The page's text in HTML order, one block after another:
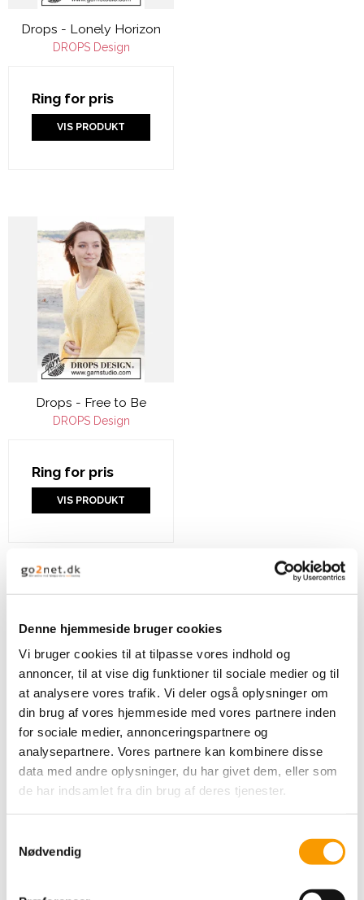
Denne hjemmeside bruger cookies
Vi bruger cookies til at tilpasse vores indhold og
annoncer, til at vise dig funktioner til sociale medier og til
at analysere vores trafik. Vi deler også oplysninger om
din brug af vores hjemmeside med vores partnere inden
for sociale medier, annonceringspartnere og
analysepartnere. Vores partnere kan kombinere disse
data med andre oplysninger, du har givet dem, eller som
de har indsamlet fra din brug af deres tjenester.
Nødvendig
Drops - Lonely Horizon
DROPS Design
Ring for pris
VIS PRODUKT
Drops - Free to Be
DROPS Design
Ring for pris
VIS PRODUKT
Drops - Watercolour
Horizons Sweater
Ring for pris